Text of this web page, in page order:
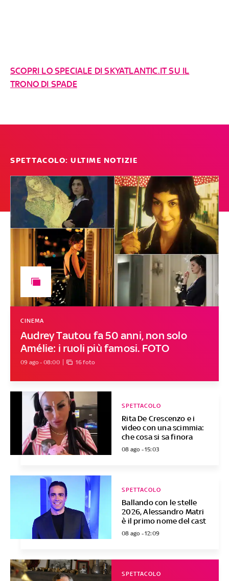
SCOPRI LO SPECIALE DI SKYATLANTIC.IT SU IL
TRONO DI SPADE
SPETTACOLO: ULTIME NOTIZIE
Audrey Tautou fa 50 anni, non solo
Amélie: i ruoli più famosi. FOTO
CINEMA
09 ago - 08:00 16 foto
Rita De Crescenzo e i
video con una scimmia:
che cosa si sa finora
SPETTACOLO
08 ago - 15:03
Ballando con le stelle
2026, Alessandro Matri
è il primo nome del cast
SPETTACOLO
08 ago - 12:09
SPETTACOLO